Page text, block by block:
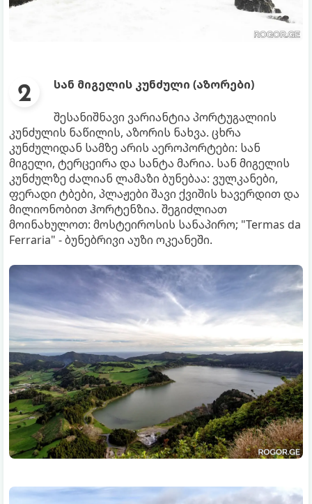
სან მიგელის კუნძული (აზორები)
შესანიშნავი ვარიანტია პორტუგალიის
კუნძულის ნაწილის, აზორის ნახვა. ცხრა
კუნძულიდან სამზე არის აეროპორტები: სან
მიგელი, ტერცეირა და სანტა მარია. სან მიგელის
კუნძულზე ძალიან ლამაზი ბუნებაა: ვულკანები,
ფერადი ტბები, პლაჟები შავი ქვიშის ხავერდით და
მილიონობით ჰორტენზია. შეგიძლიათ
მოინახულოთ: მოსტეიროსის სანაპირო; "Termas da
Ferraria" - ბუნებრივი აუზი ოკეანეში.